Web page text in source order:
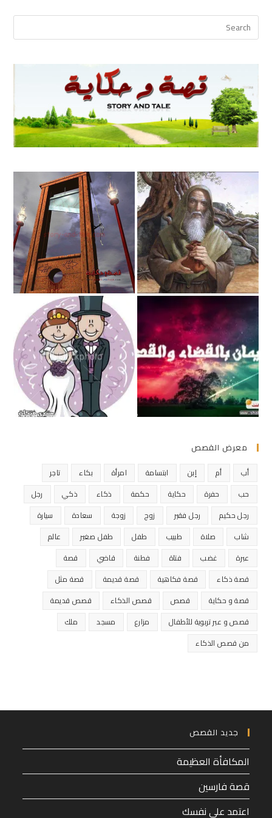
معرض القصص
أب أم إبن ابتسامة امرأة بكاء
تاجر
حب
حفرة حكاية حكمة ذكاء ذكي
رجل
رجل حكيم
رجل فقير زوج زوجة سعادة
سيارة
شاب
صلاة طبيب طفل طفل صغير
عالم
عبرة
غضب فتاة فطنة قاضي
قصة
قصة ذكاء
قصة فكاهية قصة قديمة
قصة مثل
قصة و حكاية
قصص قصص الذكاء
قصص قديمة
قصص و عبر تربوية للأطفال
مزارع مسجد
ملك
من قصص الذكاء
جديد القصص
المكافأة العظيمة
قصة فارسين
اعتمد على نفسك